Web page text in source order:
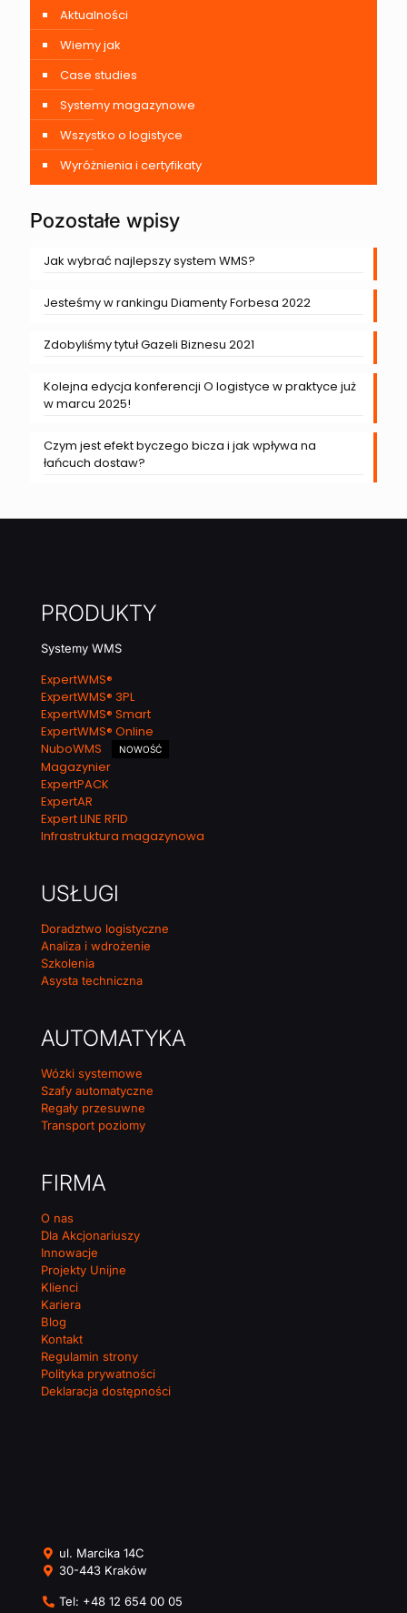
Aktualności
Wiemy jak
Case studies
Systemy magazynowe
Wszystko o logistyce
Wyróżnienia i certyfikaty
Pozostałe wpisy
Jak wybrać najlepszy system WMS?
Jesteśmy w rankingu Diamenty Forbesa 2022
Zdobyliśmy tytuł Gazeli Biznesu 2021
Kolejna edycja konferencji O logistyce w praktyce już
w marcu 2025!
Czym jest efekt byczego bicza i jak wpływa na
łańcuch dostaw?
PRODUKTY
Systemy WMS
ExpertWMS®
ExpertWMS® 3PL
ExpertWMS® Smart
ExpertWMS® Online
NuboWMS
NOWOŚĆ
Magazynier
ExpertPACK
ExpertAR
Expert LINE RFID
Infrastruktura magazynowa
USŁUGI
Doradztwo logistyczne
Analiza i wdrożenie
Szkolenia
Asysta techniczna
AUTOMATYKA
Wózki systemowe
Szafy automatyczne
Regały przesuwne
Transport poziomy
FIRMA
O nas
Dla Akcjonariuszy
Innowacje
Projekty Unijne
Klienci
Kariera
Blog
Kontakt
Regulamin strony
Polityka prywatności
Deklaracja dostępności
ul. Marcika 14C
30-443 Kraków
Tel: +48 12 654 00 05